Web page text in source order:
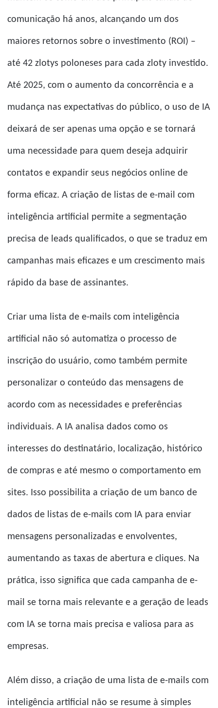
comunicação há anos, alcançando um dos
maiores retornos sobre o investimento (ROI) –
até 42 zlotys poloneses para cada zloty investido.
Até 2025, com o aumento da concorrência e a
mudança nas expectativas do público, o uso de IA
deixará de ser apenas uma opção e se tornará
uma necessidade para quem deseja adquirir
contatos e expandir seus negócios online de
forma eficaz. A criação de listas de e-mail com
inteligência artificial permite a segmentação
precisa de leads qualificados, o que se traduz em
campanhas mais eficazes e um crescimento mais
rápido da base de assinantes.
Criar uma lista de e-mails com inteligência
artificial não só automatiza o processo de
inscrição do usuário, como também permite
personalizar o conteúdo das mensagens de
acordo com as necessidades e preferências
individuais. A IA analisa dados como os
interesses do destinatário, localização, histórico
de compras e até mesmo o comportamento em
sites. Isso possibilita a criação de um banco de
dados de listas de e-mails com IA para enviar
mensagens personalizadas e envolventes,
aumentando as taxas de abertura e cliques. Na
prática, isso significa que cada campanha de e-
mail se torna mais relevante e a geração de leads
com IA se torna mais precisa e valiosa para as
empresas.
Além disso, a criação de uma lista de e-mails com
inteligência artificial não se resume à simples